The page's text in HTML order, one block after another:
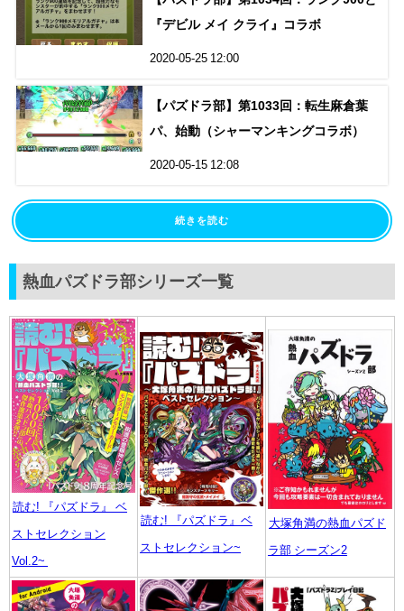
『デビル メイ クライ』コラボ
2020-05-25 12:00
【パズドラ部】第1033回：転生麻倉葉
パ、始動（シャーマンキングコラボ）
2020-05-15 12:08
続きを読む
熱血パズドラ部シリーズ一覧
読む! 『パズドラ』 ベ
ストセレクション
Vol.2~
読む! 『パズドラ』ベ
ストセレクション~
大塚角満の熱血パズド
ラ部 シーズン2